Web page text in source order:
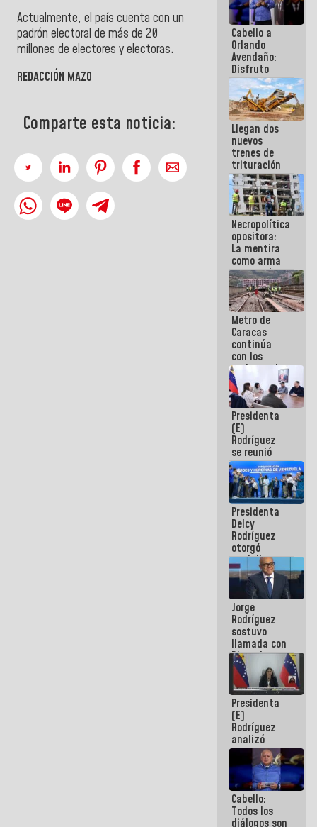
Actualmente, el país cuenta con un
padrón electoral de más de 20
millones de electores y electoras.
REDACCIÓN MAZO
Comparte esta noticia:
Cabello a
Orlando
Avendaño:
Disfruto
cada vez
que escribes
porque lo
que haces
es
embarrarla
Llegan dos
nuevos
trenes de
trituración
para
optimizar
manejo de
escombros
en La Guaira
Necropolítica
opositora:
La mentira
como arma
contra el
Pueblo
Metro de
Caracas
continúa
con los
trabajos de
mantenimiento
e inspección
en la Línea 2
Presidenta
(E)
Rodríguez
se reunió
con Estado
Mayor
Eléctrico
para
abordar
planes de
acción
Presidenta
Delcy
Rodríguez
otorgó
medalla
"Héroe de
Venezuela"
a servidores
públicos
Jorge
Rodríguez
sostuvo
llamada con
Dinorah
Figuera y
acuerdan
primer
encuentro
presencial
para el
diálogo
Presidenta
(E)
Rodríguez
analizó
junto a
gobernadores
planes de
recuperación
del Sistema
Eléctrico
Cabello:
Todos los
diálogos son